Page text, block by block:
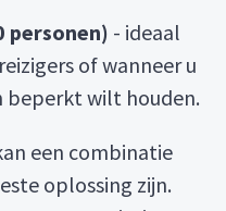
personen) - ideaal
of wanneer u
beperkt wilt houden.
een combinatie
oplossing zijn.